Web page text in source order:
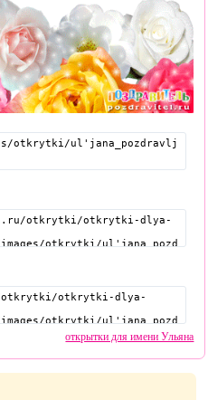
открытки для имени Ульяна